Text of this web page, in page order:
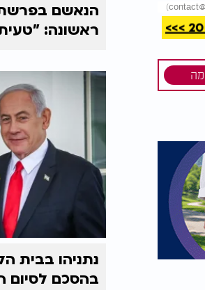
)
הנאשם
ראשונה:
נתניהו בבית
בהסכם